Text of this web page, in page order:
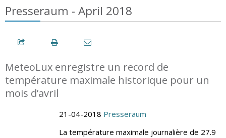
Presseraum - April 2018
MeteoLux enregistre un record de
température maximale historique pour un
mois d’avril
21-04-2018 Presseraum
La température maximale journalière de 27.9